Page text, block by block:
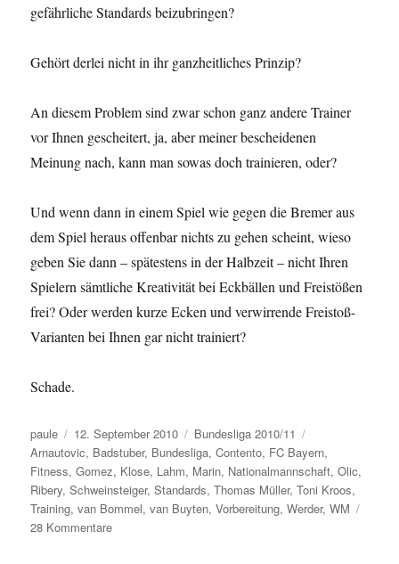
gefährliche Standards beizubringen?
Gehört derlei nicht in ihr ganzheitliches Prinzip?
An diesem Problem sind zwar schon ganz andere Trainer
vor Ihnen gescheitert, ja, aber meiner bescheidenen
Meinung nach, kann man sowas doch trainieren, oder?
Und wenn dann in einem Spiel wie gegen die Bremer aus
dem Spiel heraus offenbar nichts zu gehen scheint, wieso
geben Sie dann – spätestens in der Halbzeit – nicht Ihren
Spielern sämtliche Kreativität bei Eckbällen und Freistößen
frei? Oder werden kurze Ecken und verwirrende Freistoß-
Varianten bei Ihnen gar nicht trainiert?
Schade.
Autor
paule
Veröffentlicht
am
12. September 2010 Kategorien
Bundesliga 2010/11
Arnautovic, Badstuber, Bundesliga,Contento, FC Bayern,
Fitness,Gomez, Klose, Lahm, Marin, Nationalmannschaft,Olic,
Ribery,Schweinsteiger,Standards,Thomas Müller,Toni Kroos,
Training,van Bommel,van Buyten,Vorbereitung,Werder,WM
28 Kommentarezu